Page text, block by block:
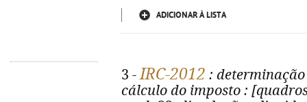
ADICIONAR À LISTA
3 -IRC-2012 :
cálculo do imposto :